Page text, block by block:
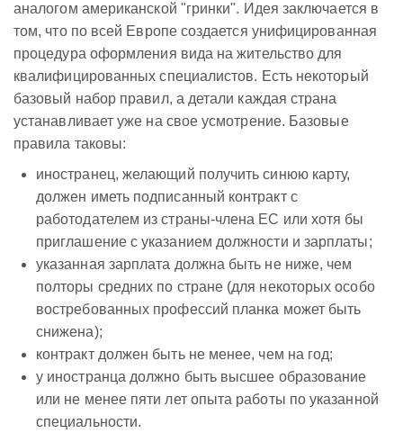
аналогом американской "гринки". Идея заключается в
том, что по всей Европе создается унифицированная
процедура оформления вида на жительство для
квалифицированных специалистов. Есть некоторый
базовый набор правил, а детали каждая страна
устанавливает уже на свое усмотрение. Базовые
правила таковы:
иностранец, желающий получить синюю карту,
должен иметь подписанный контракт с
работодателем из страны-члена ЕС или хотя бы
приглашение с указанием должности и зарплаты;
указанная зарплата должна быть не ниже, чем
полторы средних по стране (для некоторых особо
востребованных профессий планка может быть
снижена);
контракт должен быть не менее, чем на год;
у иностранца должно быть высшее образование
или не менее пяти лет опыта работы по указанной
специальности.